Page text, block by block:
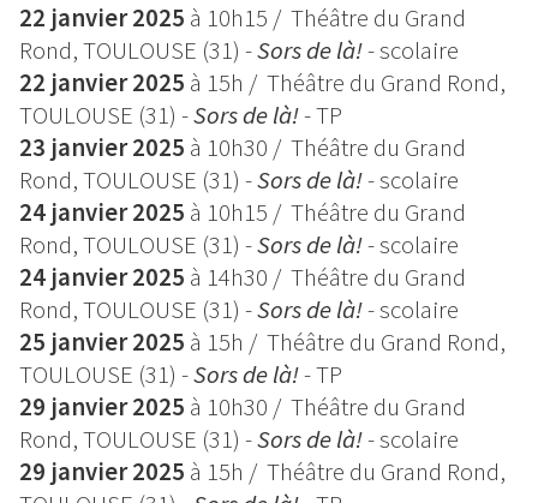
22 janvier 2025 à 10h15 / Théâtre du Grand
Rond, TOULOUSE (31) -Sors de là!-scolaire
22 janvier 2025 à 15h / Théâtre du Grand Rond,
TOULOUSE (31) -Sors de là!-TP
23 janvier 2025 à 10h30 / Théâtre du Grand
Rond, TOULOUSE (31) -Sors de là!-scolaire
24 janvier 2025 à 10h15 / Théâtre du Grand
Rond, TOULOUSE (31) -Sors de là!-scolaire
24 janvier 2025 à 14h30 / Théâtre du Grand
Rond, TOULOUSE (31) -Sors de là!-scolaire
25 janvier 2025 à 15h / Théâtre du Grand Rond,
TOULOUSE (31) -Sors de là!-TP
29 janvier 2025 à 10h30 / Théâtre du Grand
Rond, TOULOUSE (31) -Sors de là!-scolaire
29 janvier 2025 à 15h / Théâtre du Grand Rond,